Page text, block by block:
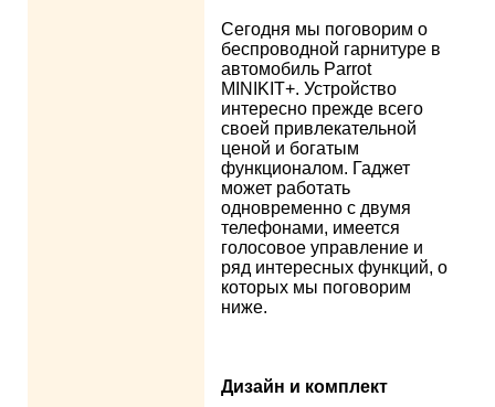
Сегодня мы поговорим о
беспроводной гарнитуре в
автомобиль Parrot
MINIKIT+. Устройство
интересно прежде всего
своей привлекательной
ценой и богатым
функционалом. Гаджет
может работать
одновременно с двумя
телефонами, имеется
голосовое управление и
ряд интересных функций, о
которых мы поговорим
ниже.
Дизайн и комплект